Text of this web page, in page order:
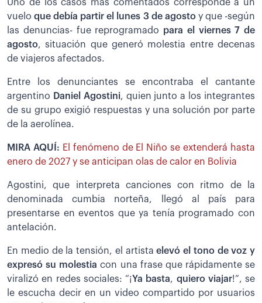
Uno de los casos más comentados corresponde a un
vueloque debía partir el lunes 3 de agostoy que -según
las denuncias- fue reprogramado para el viernes 7 de
agosto, situación que generó molestia entre decenas
de viajeros afectados.
Entre los denunciantes se encontraba el cantante
argentino Daniel Agostini, quien junto a los integrantes
de su grupo exigió respuestas y una solución por parte
de la aerolínea.
MIRA AQUÍ: El fenómeno de El Niño se extenderá hasta
enero de 2027 y se anticipan olas de calor en Bolivia
Agostini, que interpreta canciones con ritmo de la
denominada cumbia norteña, llegó al país para
presentarse en eventos que ya tenía programado con
antelación.
En medio de la tensión, el artistaelevó el tono de voz y
expresó su molestiacon una frase que rápidamente se
viralizó en redes sociales: “¡Ya basta, quiero viajar!”, se
le escucha decir en un video compartido por usuarios